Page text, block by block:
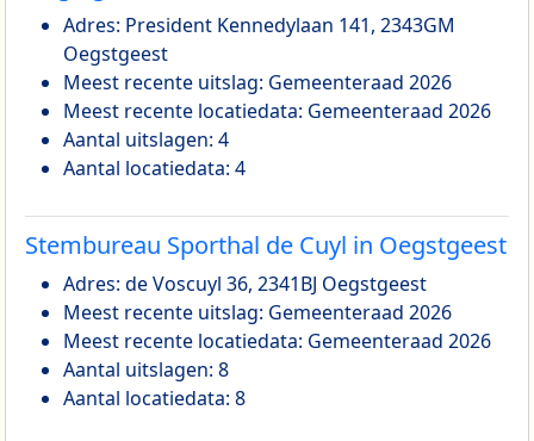
Adres: President Kennedylaan 141, 2343GM
Oegstgeest
Meest recente uitslag: Gemeenteraad 2026
Meest recente locatiedata: Gemeenteraad 2026
Aantal uitslagen: 4
Aantal locatiedata: 4
Stembureau Sporthal de Cuyl in Oegstgeest
Adres: de Voscuyl 36, 2341BJ Oegstgeest
Meest recente uitslag: Gemeenteraad 2026
Meest recente locatiedata: Gemeenteraad 2026
Aantal uitslagen: 8
Aantal locatiedata: 8